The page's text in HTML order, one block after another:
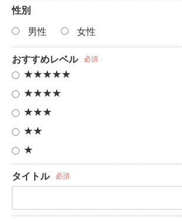
性別
男性
女性
おすすめレベル 必須
★★★★★
★★★★
★★★
★★
★
タイトル 必須